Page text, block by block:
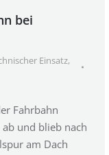
bei
Einsatz,
Fahrbahn
und blieb nach
am Dach